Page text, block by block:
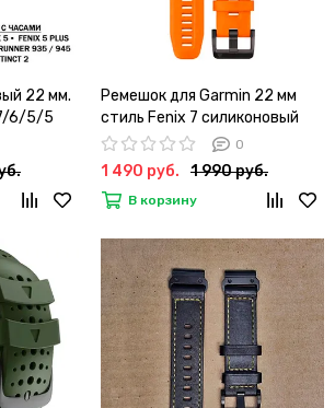
22 мм.
6/5/5
/ 955 /
2
Ремешок для Garmin 22 мм
стиль Fenix 7 силиконовый
Premium QuickFit
(Оранжевый)
0
1 490 руб. 1 990 руб.
В корзину